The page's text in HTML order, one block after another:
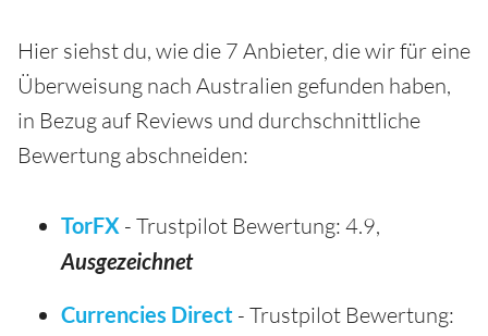
Hier siehst du, wie die 7 Anbieter, die wir für eine
Überweisung nach Australien gefunden haben,
in Bezug auf Reviews und durchschnittliche
Bewertung abschneiden:
TorFX - Trustpilot Bewertung: 4.9,
Ausgezeichnet
Currencies Direct - Trustpilot Bewertung: